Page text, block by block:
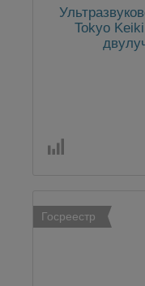
Tokyo
Госреестр